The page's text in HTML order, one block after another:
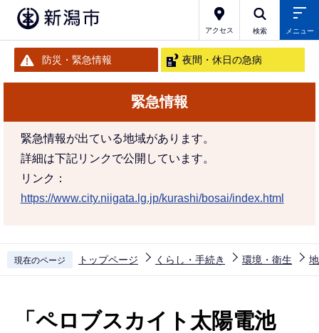
アクセス 検索 メニュー
防災・緊急情報 夜間・休日の急病
緊急情報
緊急情報が出ている地域があります。
詳細は下記リンクで公開しています。
リンク：
https://www.city.niigata.lg.jp/kurashi/bosai/index.html
現在のページ トップページ くらし・手続き 環境・衛生
「ペロブスカイト太陽電池